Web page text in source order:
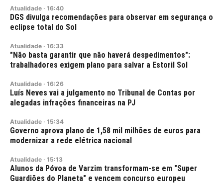
Atualidade · 16:40
DGS divulga recomendações para observar em segurança o
eclipse total do Sol
Atualidade · 16:33
"Não basta garantir que não haverá despedimentos":
trabalhadores exigem plano para salvar a Estoril Sol
Atualidade · 16:26
Luís Neves vai a julgamento no Tribunal de Contas por
alegadas infrações financeiras na PJ
Atualidade · 15:34
Governo aprova plano de 1,58 mil milhões de euros para
modernizar a rede elétrica nacional
Atualidade · 15:13
Alunos da Póvoa de Varzim transformam-se em "Super
Guardiões do Planeta" e vencem concurso europeu